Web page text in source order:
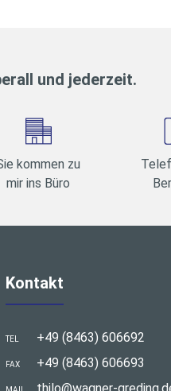
und jederzeit.
kommen zu
mir ins Büro
Kontakt
TEL +49 (8463) 606692
FAX +49 (8463) 606693